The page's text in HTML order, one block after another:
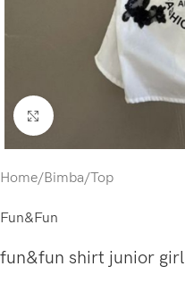
Click to enlarge
Home/Bimba/Top
Fun&Fun
fun&fun shirt junior girl